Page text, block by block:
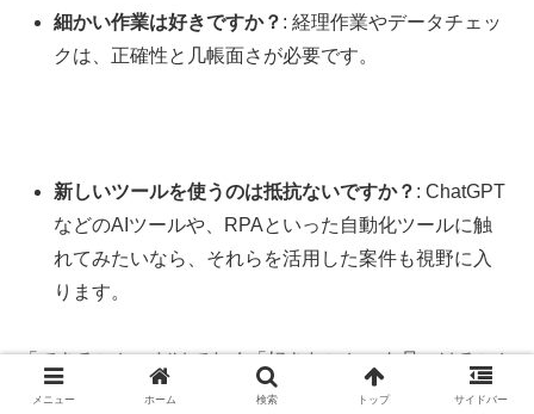
細かい作業は好きですか？ : 経理作業やデータチェッ
クは、正確性と几帳面さが必要です。
新しいツールを使うのは抵抗ないですか？ : ChatGPT
などのAIツールや、RPAといった自動化ツールに触
れてみたいなら、それらを活用した案件も視野に入
ります。
「できること」だけでなく「好きなこと」を見つけること
が、長く続ける秘訣です。私の場合、元々ブログを書いた
メニュー ホーム 検索 トップ サイドバー